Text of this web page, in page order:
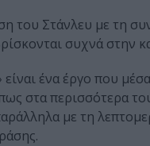
του Στάνλευ µε τη
συχνά στην
ένα έργο που
στα περισσότερα
με τη